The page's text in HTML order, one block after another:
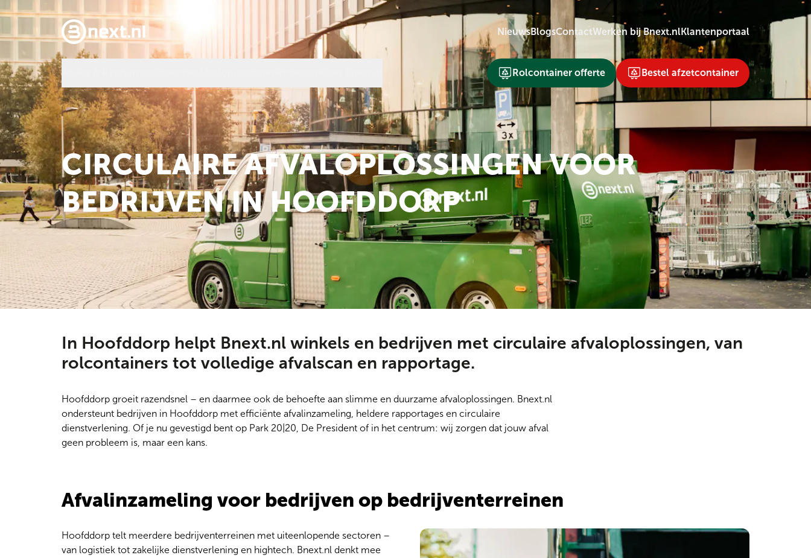
NieuwsBlogsContactWerken bij Bnext.nlKlantenportaal
Rolcontainer offerte Bestel afzetcontainer
CIRCULAIRE AFVALOPLOSSINGEN VOOR
BEDRIJVEN IN HOOFDDORP
In Hoofddorp helpt Bnext.nl winkels en bedrijven met circulaire afvaloplossingen, van
rolcontainers tot volledige afvalscan en rapportage.
Hoofddorp groeit razendsnel – en daarmee ook de behoefte aan slimme en duurzame afvaloplossingen. Bnext.nl
ondersteunt bedrijven in Hoofddorp met efficiënte afvalinzameling, heldere rapportages en circulaire
dienstverlening. Of je nu gevestigd bent op Park 20|20, De President of in het centrum: wij zorgen dat jouw afval
geen probleem is, maar een kans.
Afvalinzameling voor bedrijven op bedrijventerreinen
Hoofddorp telt meerdere bedrijventerreinen met uiteenlopende sectoren –
van logistiek tot zakelijke dienstverlening en hightech. Bnext.nl denkt mee